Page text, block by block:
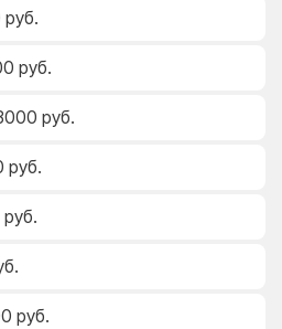
руб.
руб.
руб.
руб.